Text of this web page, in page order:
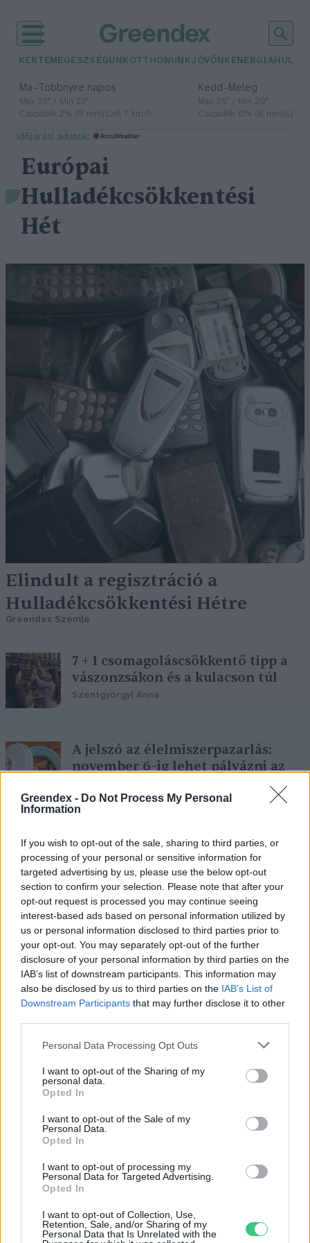
Greendex - Do Not Process My Personal
Information
If you wish to opt-out of the sale, sharing to third parties, or
processing of your personal or sensitive information for
targeted advertising by us, please use the below opt-out
section to confirm your selection. Please note that after your
opt-out request is processed you may continue seeing
interest-based ads based on personal information utilized by
us or personal information disclosed to third parties prior to
your opt-out. You may separately opt-out of the further
disclosure of your personal information by third parties on the
IAB’s list of downstream participants. This information may
also be disclosed by us to third parties on the IAB’s List of
Downstream Participants that may further disclose it to other
Personal Data Processing Opt Outs
I want to opt-out of the Sharing of my
personal data.
Opted In
I want to opt-out of the Sale of my
Personal Data.
Opted In
I want to opt-out of processing my
Personal Data for Targeted Advertising.
Opted In
I want to opt-out of Collection, Use,
Retention, Sale, and/or Sharing of my
Personal Data that Is Unrelated with the
KERTEM EGÉSZSÉGÜNK OTTHONUNKJÖVŐNK ENERGIA
Ma– Többnyire napos
Max 36° / Min 23°
Csapadék: 2% (0 mm)Szél: 7 km/h
Kedd– Meleg
Max 36° / Min 20°
Csapadék: 0% (0 mm)Szél:
időjárási adatok:
Európai
Hulladékcsökkentési
Hét
Elindult a regisztráció a
Hulladékcsökkentési Hétre
Greendex Szemle
7 + 1 csomagoláscsökkentő tipp a
vászonzsákon és a kulacson túl
Szentgyörgyi Anna
A jelszó az élelmiszerpazarlás:
november 6-ig lehet pályázni az
Hétre
Átadták az Európai
Hulladékcsökkentési Hét díjait
Greendex Szemle
Most péntekig még lehet
regisztrálni az Európai
Hulladékcsökkentési Hétre
Greendex Szemle
Európai Hulladékcsökkentési Hét
Greendex Szemle
Európai Hulladékcsökkentési
Héten